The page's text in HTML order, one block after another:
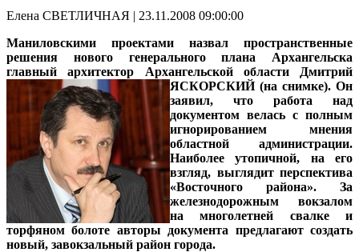
Елена СВЕТЛИЧНАЯ | 23.11.2008 09:00:00
Маниловскими проектами назвал пространственные
решения нового генерального плана Архангельска
главный архитектор Архангельской области Дмитрий
ЯСКОРСКИЙ(на снимке). Он
заявил, что работа над
документом велась с полным
игнорированием мнения
областной администрации.
Наиболее утопичной, на его
взгляд, выглядит перспектива
«Восточного района». За
железнодорожным вокзалом
на многолетней свалке и
торфяном болоте авторы документа предлагают создать
новый, завокзальный район города.